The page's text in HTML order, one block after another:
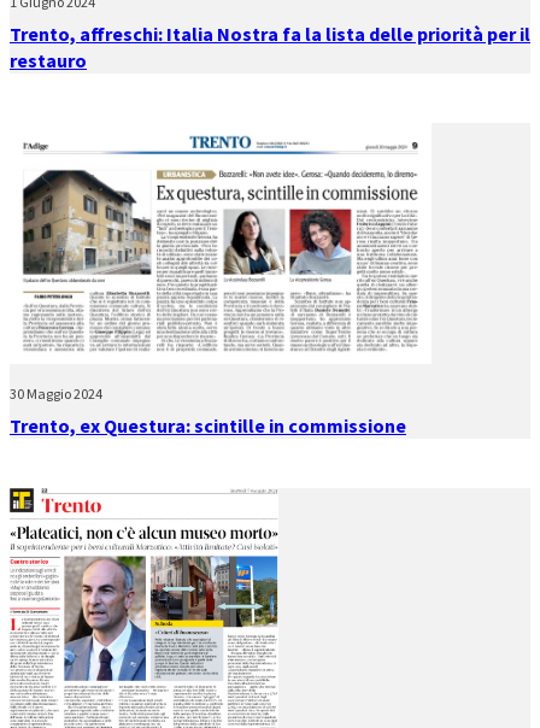
Trento, affreschi: Italia Nostra fa la lista delle priorità per il
restauro
30 Maggio 2024
Trento, ex Questura: scintille in commissione